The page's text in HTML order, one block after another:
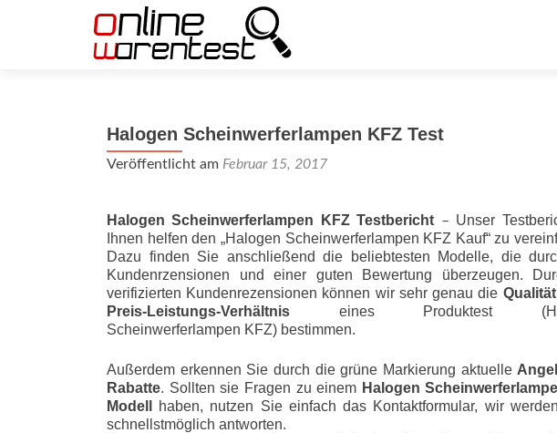
Halogen Scheinwerferlampen KFZ Test
Veröffentlicht am Februar 15, 2017
Halogen Scheinwerferlampen KFZ Testbericht – Unser
Ihnen helfen den „Halogen Scheinwerferlampen KFZ Kauf“ zu
Dazu finden Sie anschließend die beliebtesten Modelle, die
Kundenrzensionen und einer guten Bewertung überzeugen.
verifizierten Kundenrezensionen können wir sehr genau die
Preis-Leis­tungs-Ver­hält­nis eines Produktest
Scheinwerferlampen KFZ) bestimmen.
Außerdem erkennen Sie durch die grüne Markierung aktuelle
Rabatte. Sollten sie Fragen zu einem Halogen
Modell
haben, nutzen Sie einfach das Kontaktformular, wir
schnellstmöglich antworten.